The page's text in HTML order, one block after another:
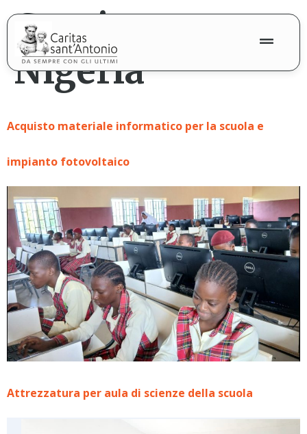
Continente:
Nigeria
Acquisto materiale informatico per la scuola e
impianto fotovoltaico
Attrezzatura per aula di scienze della scuola